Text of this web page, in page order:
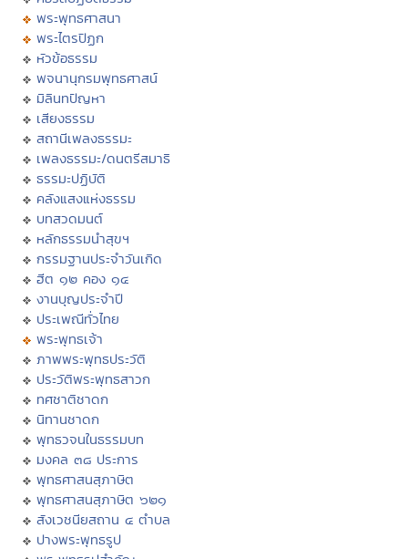
พระพุทธศาสนา
พระไตรปิฏก
หัวข้อธรรม
พจนานุกรมพุทธศาสน์
มิลินทปัญหา
เสียงธรรม
สถานีเพลงธรรมะ
เพลงธรรมะ/ดนตรีสมาธิ
ธรรมะปฏิบัติ
คลังแสงแห่งธรรม
บทสวดมนต์
หลักธรรมนำสุขฯ
กรรมฐานประจำวันเกิด
ฮีต ๑๒ คอง ๑๔
งานบุญประจำปี
ประเพณีทั่วไทย
พระพุทธเจ้า
ภาพพระพุทธประวัติ
ประวัติพระพุทธสาวก
ทศชาติชาดก
นิทานชาดก
พุทธวจนในธรรมบท
มงคล ๓๘ ประการ
พุทธศาสนสุภาษิต
พุทธศาสนสุภาษิต ๖๒๑
สังเวชนียสถาน ๔ ตำบล
ปางพระพุทธรูป